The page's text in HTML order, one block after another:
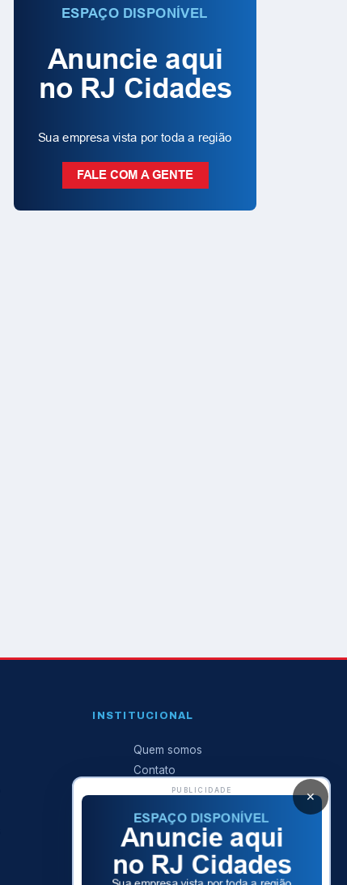
INSTITUCIONAL
Quem somos
Contato
Anuncie conosco
Expediente
Política de privacidade
✕
PUBLICIDADE